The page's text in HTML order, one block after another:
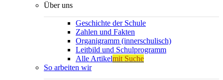
Über uns
Geschichte der Schule
Zahlen und Fakten
Organigramm (innerschulisch)
Leitbild und Schulprogramm
Alle Artikelmit Suche
So arbeiten wir